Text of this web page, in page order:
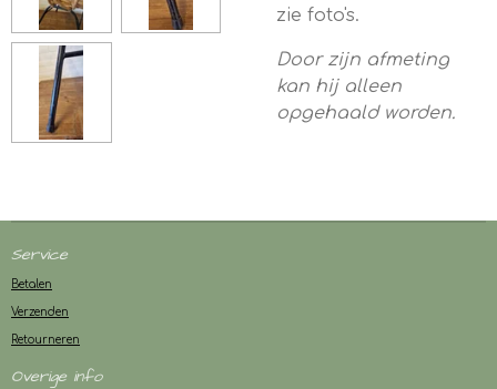
zie foto's.
Door zijn afmeting
kan hij alleen
opgehaald worden.
Service
Betalen
Verzenden
Retourneren
Overige info